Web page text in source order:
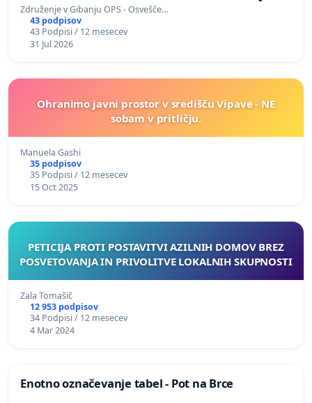
ILEGALNI TRGOVINI Z OROŽJEM
Združenje v Gibanju OPS - Osvešče…
43 podpisov
43 Podpisi / 12 mesecev
31 Jul 2026
Ohranimo javni prostor v središču Vipave - NE
sobam v pritličju.
Manuela Gashi
35 podpisov
35 Podpisi / 12 mesecev
15 Oct 2025
PETICIJA PROTI POSTAVITVI AZILNIH DOMOV BREZ
POSVETOVANJA IN PRIVOLITVE LOKALNIH SKUPNOSTI
Zala Tomašič
12 953 podpisov
34 Podpisi / 12 mesecev
4 Mar 2024
Enotno označevanje tabel - Pot na Brce